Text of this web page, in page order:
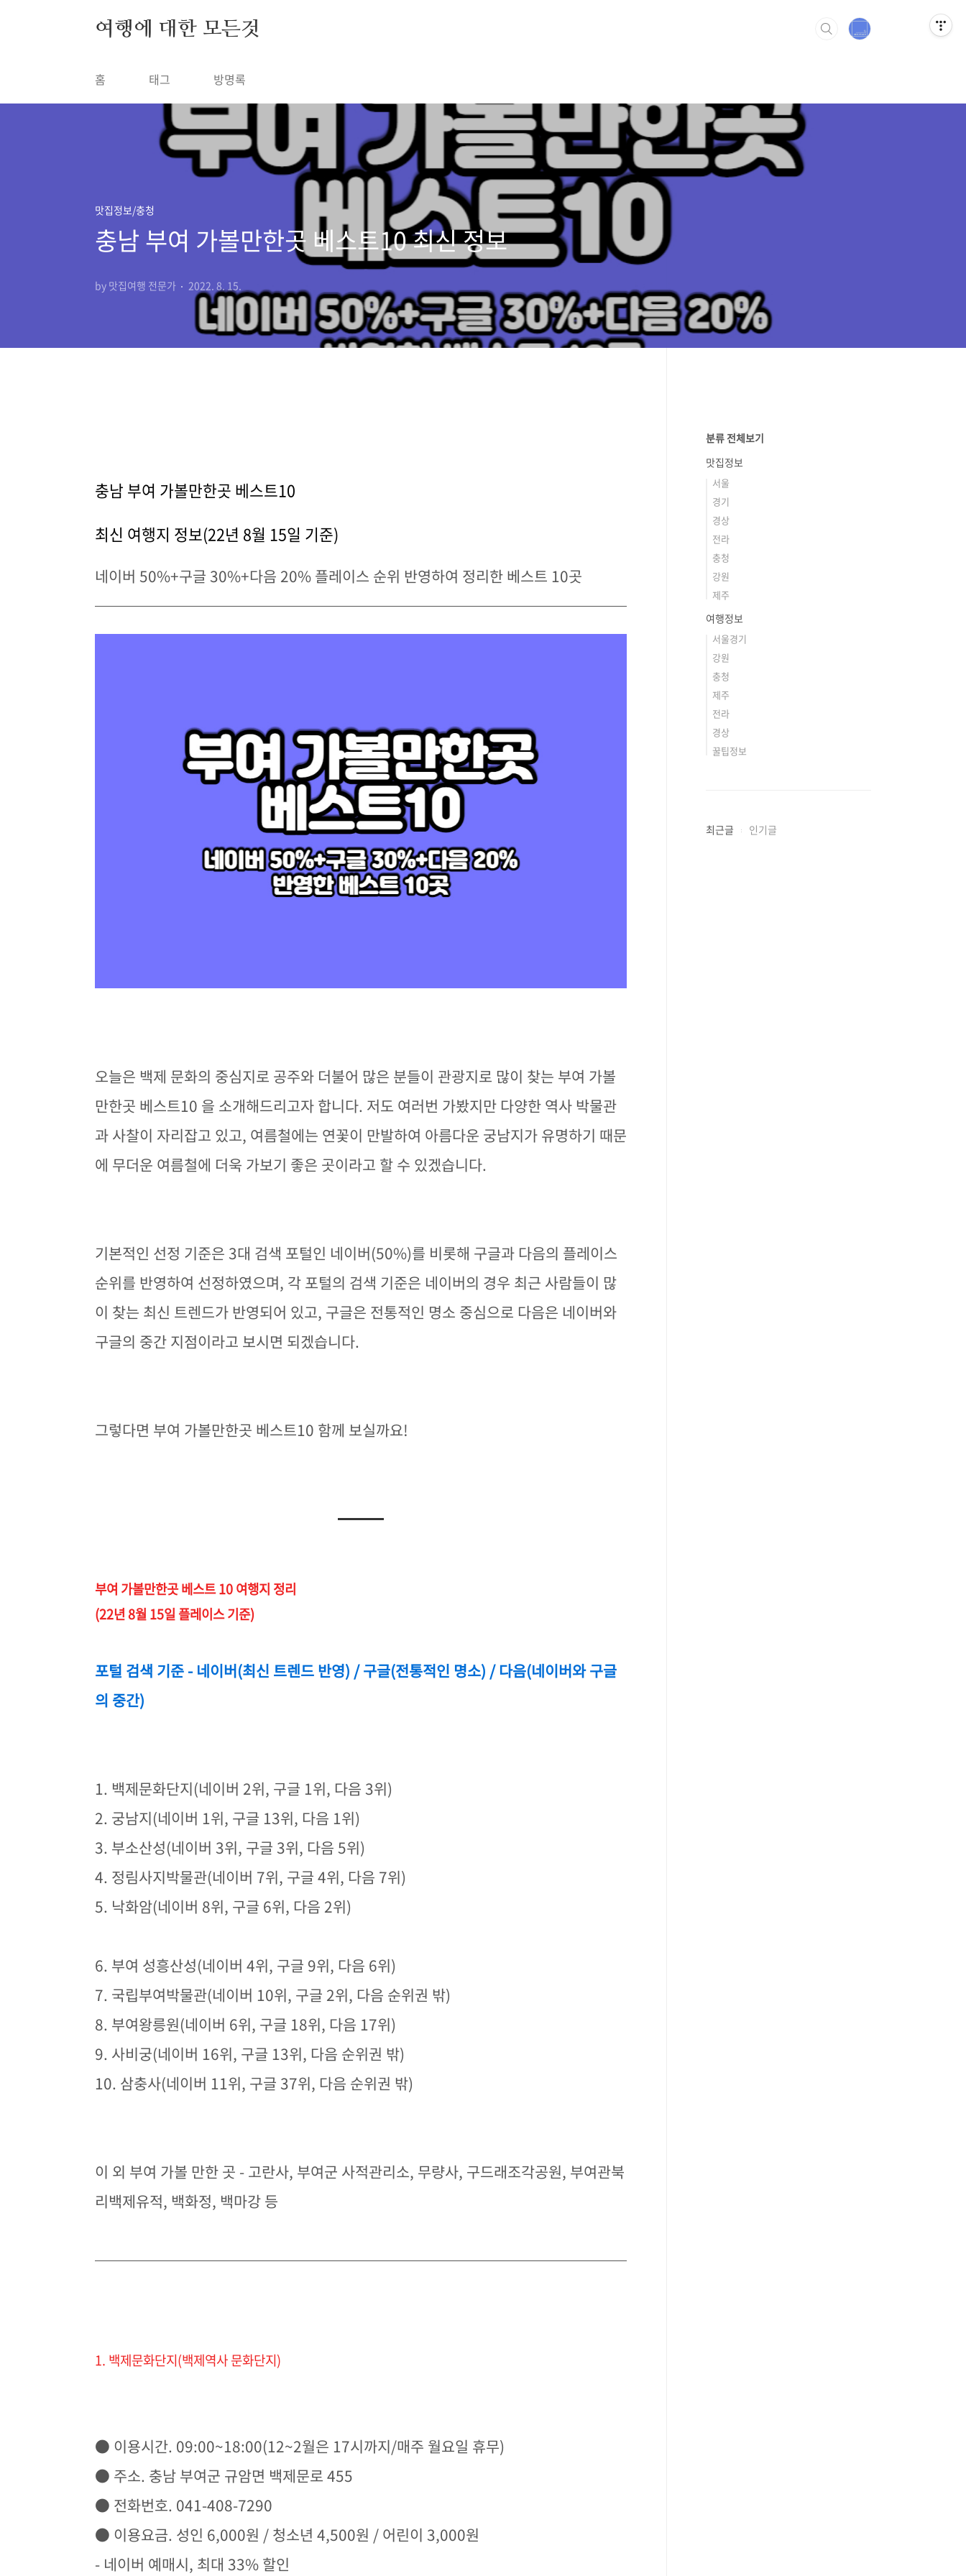
여행에 대한 모든것
홈 태그 방명록
맛집정보/충청
충남 부여 가볼만한곳 베스트10 최신 정보
by 맛집여행 전문가 2022. 8. 15.
충남 부여 가볼만한곳 베스트10
최신 여행지 정보(22년 8월 15일 기준)
네이버 50%+구글 30%+다음 20% 플레이스 순위 반영하여 정리한 베스트 10곳
오늘은 백제 문화의 중심지로 공주와 더불어 많은 분들이 관광지로 많이 찾는 부여 가볼
만한곳 베스트10 을 소개해드리고자 합니다. 저도 여러번 가봤지만 다양한 역사 박물관
과 사찰이 자리잡고 있고, 여름철에는 연꽃이 만발하여 아름다운 궁남지가 유명하기 때문
에 무더운 여름철에 더욱 가보기 좋은 곳이라고 할 수 있겠습니다.
기본적인 선정 기준은 3대 검색 포털인 네이버(50%)를 비롯해 구글과 다음의 플레이스
순위를 반영하여 선정하였으며, 각 포털의 검색 기준은 네이버의 경우 최근 사람들이 많
이 찾는 최신 트렌드가 반영되어 있고, 구글은 전통적인 명소 중심으로 다음은 네이버와
구글의 중간 지점이라고 보시면 되겠습니다.
그렇다면 부여 가볼만한곳 베스트10 함께 보실까요!
부여 가볼만한곳 베스트 10 여행지 정리
(22년 8월 15일 플레이스 기준)
포털 검색 기준 - 네이버(최신 트렌드 반영) / 구글(전통적인 명소) / 다음(네이버와 구글
의 중간)
1. 백제문화단지(네이버 2위, 구글 1위, 다음 3위)
2. 궁남지(네이버 1위, 구글 13위, 다음 1위)
3. 부소산성(네이버 3위, 구글 3위, 다음 5위)
4. 정림사지박물관(네이버 7위, 구글 4위, 다음 7위)
5. 낙화암(네이버 8위, 구글 6위, 다음 2위)
6. 부여 성흥산성(네이버 4위, 구글 9위, 다음 6위)
7. 국립부여박물관(네이버 10위, 구글 2위, 다음 순위권 밖)
8. 부여왕릉원(네이버 6위, 구글 18위, 다음 17위)
9. 사비궁(네이버 16위, 구글 13위, 다음 순위권 밖)
10. 삼충사(네이버 11위, 구글 37위, 다음 순위권 밖)
이 외 부여 가볼 만한 곳 - 고란사, 부여군 사적관리소, 무량사, 구드래조각공원, 부여관북
리백제유적, 백화정, 백마강 등
1. 백제문화단지(백제역사 문화단지)
● 이용시간. 09:00~18:00(12~2월은 17시까지/매주 월요일 휴무)
● 주소. 충남 부여군 규암면 백제문로 455
● 전화번호. 041-408-7290
● 이용요금. 성인 6,000원 / 청소년 4,500원 / 어린이 3,000원
- 네이버 예매시, 최대 33% 할인
분류 전체보기
맛집정보
서울
경기
경상
전라
충청
강원
제주
여행정보
서울경기
강원
충청
제주
전라
경상
꿀팁정보
최근글 인기글